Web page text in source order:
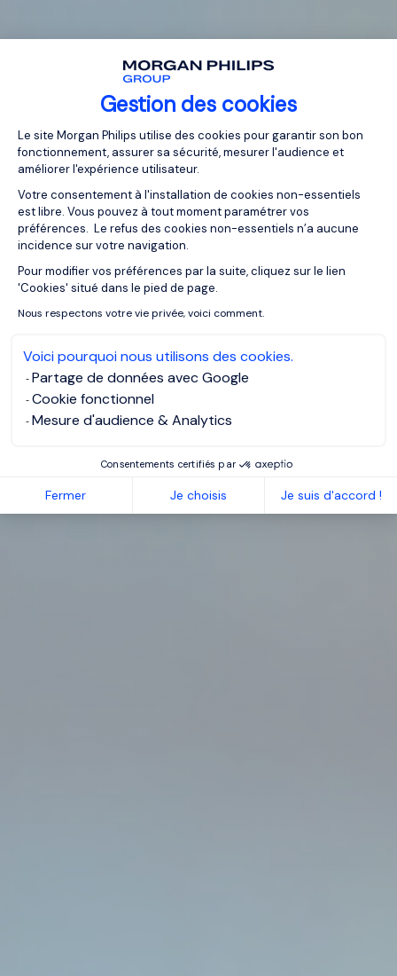
Gestion des cookies
Plateforme de Gestion du
Le site Morgan Philips utilise des cookies pour garantir son bon
fonctionnement, assurer sa sécurité, mesurer l'audience et
améliorer l'expérience utilisateur.
Votre consentement à l'installation de cookies non-essentiels
est libre. Vous pouvez à tout moment paramétrer vos
préférences. Le refus des cookies non-essentiels n’a aucune
incidence sur votre navigation.
Pour modifier vos préférences par la suite, cliquez sur le lien
'Cookies' situé dans le pied de page.
Nous respectons votre vie privée, voici comment.
Voici pourquoi nous utilisons des cookies.
Partage de données avec Google
Cookie fonctionnel
Mesure d'audience & Analytics
Consentements certifiés par
Fermer Je choisis Je suis d'accord !
Axeptio consent